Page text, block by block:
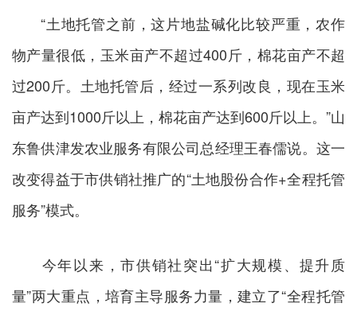
“土地托管之前，这片地盐碱化比较严重，农作
物产量很低，玉米亩产不超过400斤，棉花亩产不超
过200斤。土地托管后，经过一系列改良，现在玉米
亩产达到1000斤以上，棉花亩产达到600斤以上。”山
东鲁供津发农业服务有限公司总经理王春儒说。这一
改变得益于市供销社推广的“土地股份合作+全程托管
服务”模式。
今年以来，市供销社突出“扩大规模、提升质
量”两大重点，培育主导服务力量，建立了“全程托管